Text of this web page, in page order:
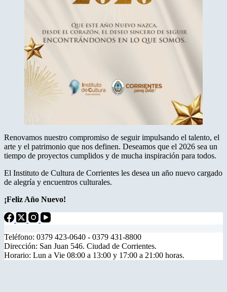
Renovamos nuestro compromiso de seguir impulsando el talento, el
arte y el patrimonio que nos definen. Deseamos que el 2026 sea un
tiempo de proyectos cumplidos y de mucha inspiración para todos.
El Instituto de Cultura de Corrientes les desea un año nuevo cargado
de alegría y encuentros culturales.
¡Feliz Año Nuevo!
Teléfono: 0379 423-0640 - 0379 431-8800
Dirección: San Juan 546. Ciudad de Corrientes.
Horario: Lun a Vie 08:00 a 13:00 y 17:00 a 21:00 horas.